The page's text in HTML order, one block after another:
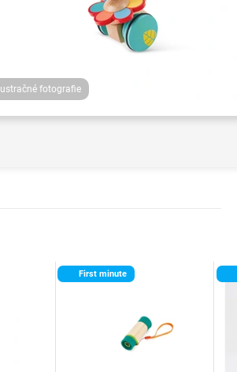
Ilustračné fotografie
First minute